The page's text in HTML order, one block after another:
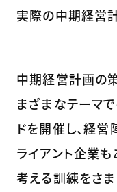
実際の中期経営
中期経営計画の
まざまなテーマ
ドを開催し、経
ライアント企業
考える訓練をさ